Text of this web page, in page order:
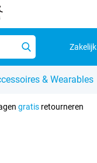
Zakelijk
& Wearables
gratisretourneren